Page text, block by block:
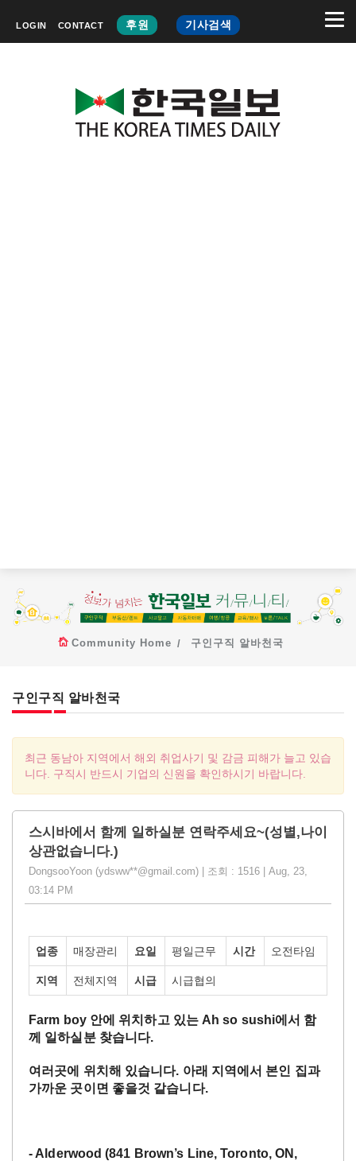
LOGIN CONTACT 후원 기사검색
Community Home 구인구직 알바천국
구인구직 알바천국
최근 동남아 지역에서 해외 취업사기 및 감금 피해가 늘고 있습
니다. 구직시 반드시 기업의 신원을 확인하시기 바랍니다.
스시바에서 함께 일하실분 연락주세요~(성별,나이
상관없습니다.)
DongsooYoon (ydsww**@gmail.com) | 조회 : 1516 | Aug, 23,
03:14 PM
업종 매장관리 요일 평일근무 시간 오전타임
지역 전체지역 시급 시급협의
Farm boy 안에 위치하고 있는Ah so sushi에서 함
께
일하실분 찾습니다.
여러곳에 위치해 있습니다. 아래 지역에서 본인 집과
가까운 곳이면 좋을것 같습니다.
- Alderwood (841 Brown’s Line, Toronto, ON,